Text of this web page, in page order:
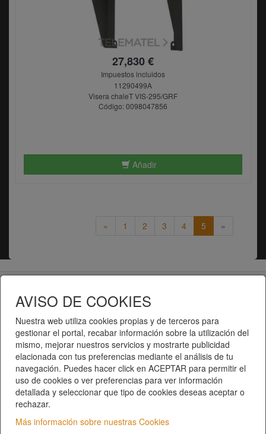
AVISO DE COOKIES
Nuestra web utiliza cookies propias y de terceros para
gestionar el portal, recabar información sobre la utilización del
mismo, mejorar nuestros servicios y mostrarte publicidad
elacionada con tus preferencias mediante el análisis de tu
navegación. Puedes hacer click en ACEPTAR para permitir el
uso de cookies o ver preferencias para ver información
detallada y seleccionar que tipo de cookies deseas aceptar o
rechazar.
Más información sobre nuestras Cookies
27,830 €
Impuestos incluidos
11290499A
Visera chaleT VIS-295/GRF
Código: 0098047856
Añadir
« 1 2 3 4 5 »
Telematel S.L.
Inici
Qui som?|Contacte |Privacitat|